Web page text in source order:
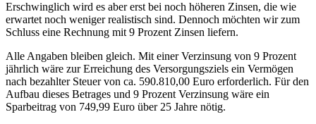
Erschwinglich wird es aber erst bei noch höheren Zinsen, die wie
erwartet noch weniger realistisch sind. Dennoch möchten wir zum
Schluss eine Rechnung mit 9 Prozent Zinsen liefern.
Alle Angaben bleiben gleich. Mit einer Verzinsung von 9 Prozent
jährlich wäre zur Erreichung des Versorgungsziels ein Vermögen
nach bezahlter Steuer von ca. 590.810,00 Euro erforderlich. Für den
Aufbau dieses Betrages und 9 Prozent Verzinsung wäre ein
Sparbeitrag von 749,99 Euro über 25 Jahre nötig.